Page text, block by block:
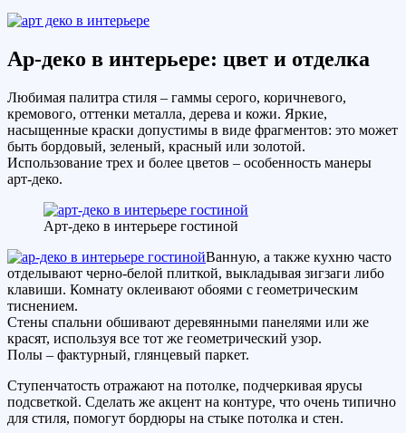
Ар-деко в интерьере: цвет и отделка
Любимая палитра стиля – гаммы серого, коричневого,
кремового, оттенки металла, дерева и кожи. Яркие,
насыщенные краски допустимы в виде фрагментов: это может
быть бордовый, зеленый, красный или золотой.
Использование трех и более цветов – особенность манеры
арт-деко.
Арт-деко в интерьере гостиной
Ванную, а также кухню часто
отделывают черно-белой плиткой, выкладывая зигзаги либо
клавиши. Комнату оклеивают обоями с геометрическим
тиснением.
Стены спальни обшивают деревянными панелями или же
красят, используя все тот же геометрический узор.
Полы – фактурный, глянцевый паркет.
Ступенчатость отражают на потолке, подчеркивая ярусы
подсветкой. Сделать же акцент на контуре, что очень типично
для стиля, помогут бордюры на стыке потолка и стен.